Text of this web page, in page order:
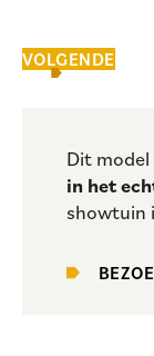
VOLGENDE
Dit
in het
showtuin